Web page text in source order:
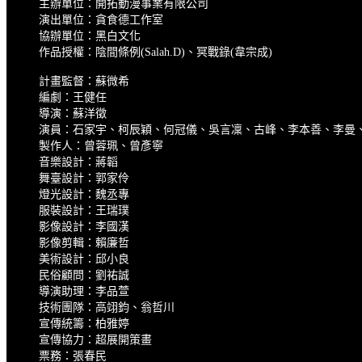
主辦單位：開拓動漫事業有限公司
演出單位：貪食德工作室
協辦單位：黑白文化
作品授權：陰間條例(Salah.D)、冥戰錄(韋宗成)
計畫監督：蘇微希
編劇：王健任
導演：蘇洋徵
演員：石家宇、柯辰穎、何冠儀、吳言凜、古峰、李本善、李曼
製作人：曾蓉珮、曾彥寧
音樂設計：蔣韜
舞臺設計：郭家伶
燈光設計：魏丞專
服裝設計：王瑞璞
影像設計：李國漢
影像剪輯：賴廉哲
美術設計：邱小良
民俗顧問：劉祐誠
導演助理：李品萱
技術團隊：高翊鈞、翁哲川
宣傳統籌：柏雅婷
宣傳協力：超展開策畫
票務：張春民